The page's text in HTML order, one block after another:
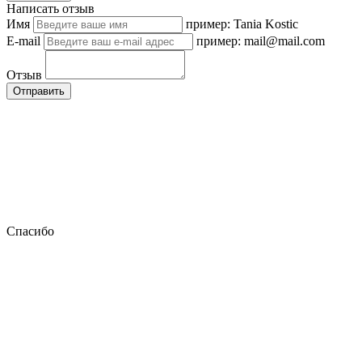
Написать отзыв
Имя
пример: Tania Kostic
E-mail
пример: mail@mail.com
Отзыв
Отправить
Спасибо